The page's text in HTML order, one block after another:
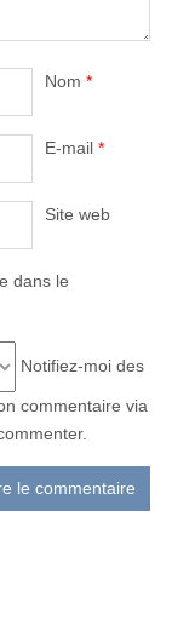
Nom *
E-mail *
Site web
dans le
Notifiez-moi des
commentaire via